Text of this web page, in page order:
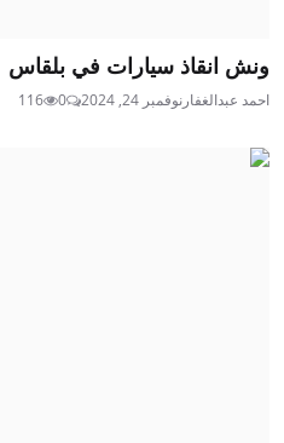
ونش انقاذ سيارات في بلقاس
احمد عبدالغفارنوفمبر 24, 2024 0
116